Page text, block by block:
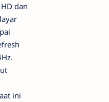
dan
layar
ini